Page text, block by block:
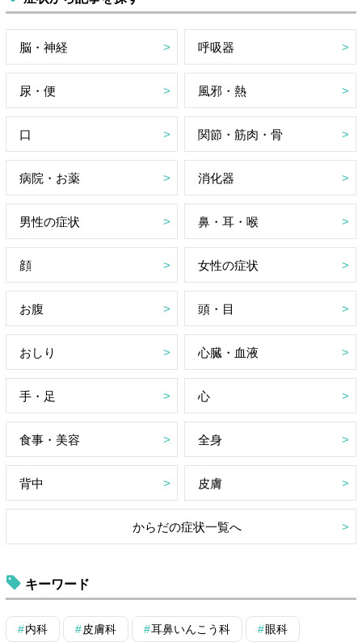
脳・神経 呼吸器
尿・便 風邪・熱
口 関節・筋肉・骨
病院・お薬 消化器
男性の症状 鼻・耳・喉
顔 女性の症状
お腹 頭・目
おしり 心臓・血液
手・足 心
食事・美容 全身
背中 皮膚
からだの症状一覧へ
キーワード
内科 皮膚科 耳鼻いんこう科 眼科